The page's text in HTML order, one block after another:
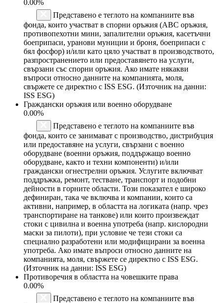
0.00%
Представено е теглото на компаниите във
фонда, които участват в спорни оръжия (ABC оръжия,
противопехотни мини, запалителни оръжия, касетъчни
боеприпаси, уранови муниции и броня, боеприпаси с
бял фосфор) и/или като цяло участват в производството,
разпространението или предоставянето на услуги,
свързани със спорни оръжия. Ако имате някакви
въпроси относно данните на компанията, моля,
свържете се директно с ISS ESG. (Източник на данни:
ISS ESG)
Граждански оръжия или военно оборудване
0.00%
Представено е теглото на компаниите във
фонда, които се занимават с производство, дистрибуция
или предоставяне на услуги, свързани с военно
оборудване (военни оръжия, поддържащо военно
оборудване, както и техни компоненти) и/или
граждански огнестрелни оръжия. Услугите включват
поддръжка, ремонт, тестване, транспорт и подобни
дейности в горните области. Този показател е широко
дефиниран, така че включва и компании, които са
активни, например, в областта на логиката (напр. чрез
транспортиране на танкове) или които произвеждат
стоки с цивилна и военна употреба (напр. кислородни
маски за пилоти), при условие че тези стоки са
специално разработени или модифицирани за военна
употреба. Ако имате въпроси относно данните на
компанията, моля, свържете се директно с ISS ESG.
(Източник на данни: ISS ESG)
Противоречия в областта на човешките права
0.00%
Представено е теглото на компаниите във